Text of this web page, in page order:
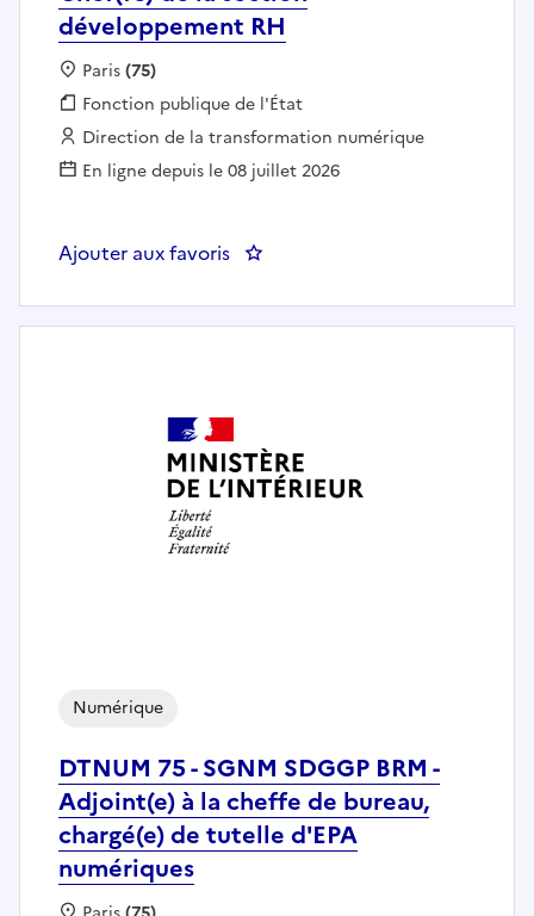
développement RH
Localisation :
Paris(75)
Fonction publique :
Fonction publique de l'État
Employeur :
Direction de la transformation numérique
En ligne depuis le 08 juillet 2026
Ajouter aux favoris : DTNUM 75 SDRAC SGNM
DTNUM 75 - SGNM SDGGP BRM -
Adjoint(e) à la cheffe de bureau,
chargé(e) de tutelle d'EPA
numériques
Numérique